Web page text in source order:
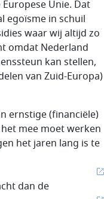
Unie. Dat
egoïsme in schuil
waar wij altijd zo
omdat Nederland
kan stellen,
van Zuid-Europa)
ernstige (financiële)
mee moet werken
het jaren lang is te
dan de